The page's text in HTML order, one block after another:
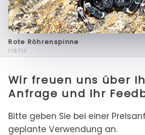
Rote Röhrenspinne
f19713
Wir freuen uns über
Anfrage und Ihr
Bitte geben Sie bei einer
geplante Verwendung an.